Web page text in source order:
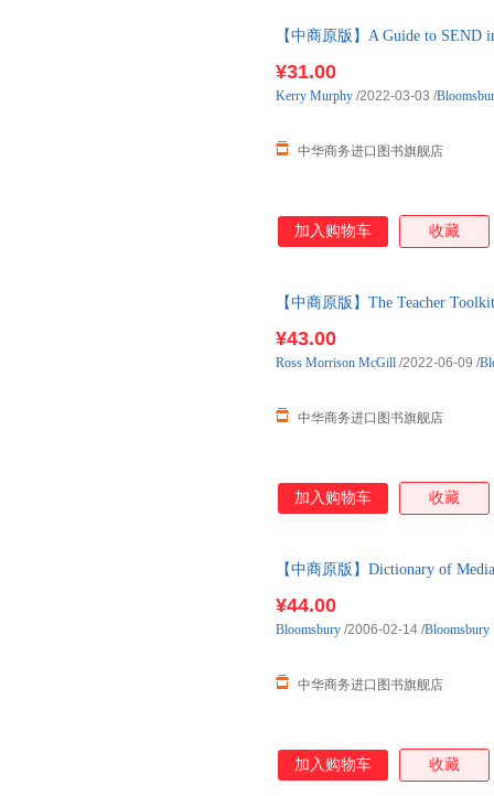
【中商原版】A Guide to SEND
¥31.00
中华商务进口图书旗舰店
Kerry Murphy /2022-03-03 /
加入购物车 收藏
【中商原版】The Teacher
¥43.00
中华商务进口图书旗舰店
Ross Morrison McGill /2022-06-09 /
加入购物车 收藏
【中商原版】Dictionary of
¥44.00
中华商务进口图书旗舰店
Bloomsbury /2006-02-14 /
加入购物车 收藏